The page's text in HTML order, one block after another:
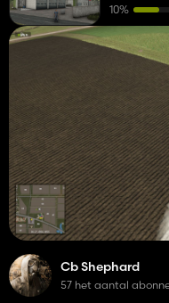
Cb Shephard
57 het aantal
10%